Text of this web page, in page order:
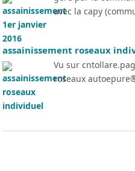
avec la capy
assainissement roseaux
Vu sur
roseaux